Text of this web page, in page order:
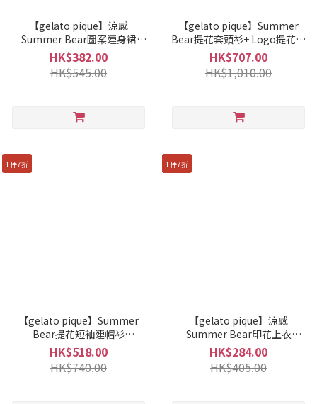
【gelato pique】涼感
Summer Bear圖案連身裙
PWCO262250
HK$382.00
HK$545.00
【gelato pique】Summer
Bear提花套頭衫+ Logo提花短
褲套裝 PWNT262068
HK$707.00
HK$1,010.00
1件7折
【gelato pique】Summer
Bear提花短袖連帽衫
PWNT262038
HK$518.00
HK$740.00
1件7折
【gelato pique】涼感
Summer Bear印花上衣
PWCT262247
HK$284.00
HK$405.00